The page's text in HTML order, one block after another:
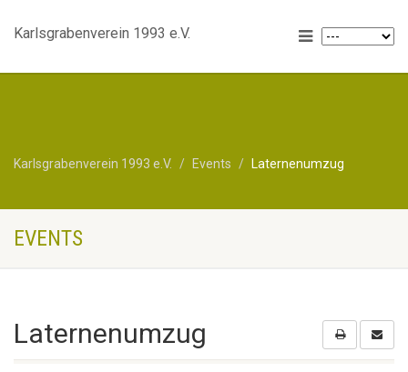
Karlsgrabenverein 1993 e.V.
Karlsgrabenverein 1993 e.V. Events Laternenumzug
EVENTS
Laternenumzug